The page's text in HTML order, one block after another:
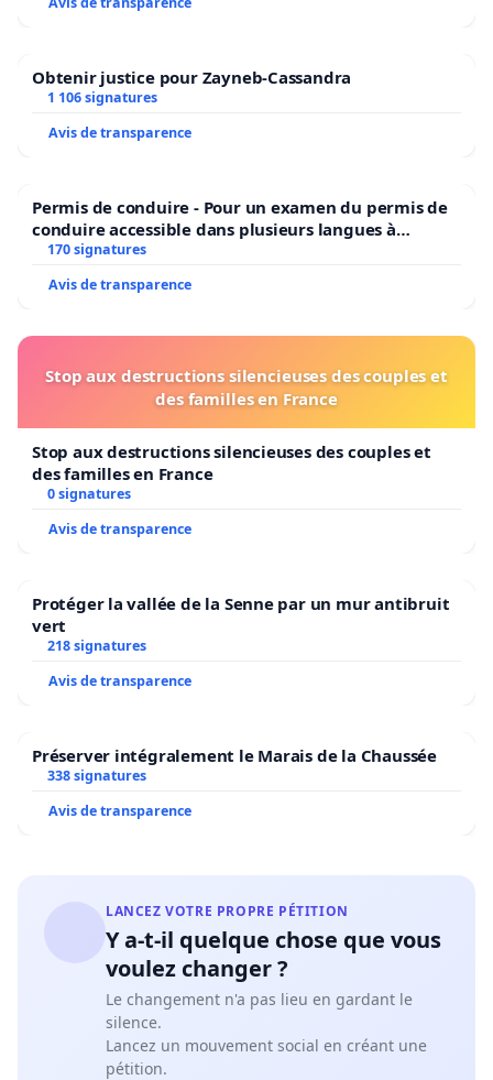
Obtenir justice pour Zayneb-Cassandra
1 106 signatures
Avis de transparence
Permis de conduire - Pour un examen du permis de
conduire accessible dans plusieurs langues à
Bruxelles
170 signatures
Avis de transparence
Stop aux destructions silencieuses des couples et
des familles en France
Stop aux destructions silencieuses des couples et
des familles en France
0 signatures
Avis de transparence
Protéger la vallée de la Senne par un mur antibruit
vert
218 signatures
Avis de transparence
Préserver intégralement le Marais de la Chaussée
338 signatures
Avis de transparence
LANCEZ VOTRE PROPRE PÉTITION
Y a-t-il quelque chose que vous
voulez changer ?
Le changement n'a pas lieu en gardant le
silence.
Lancez un mouvement social en créant une
pétition.